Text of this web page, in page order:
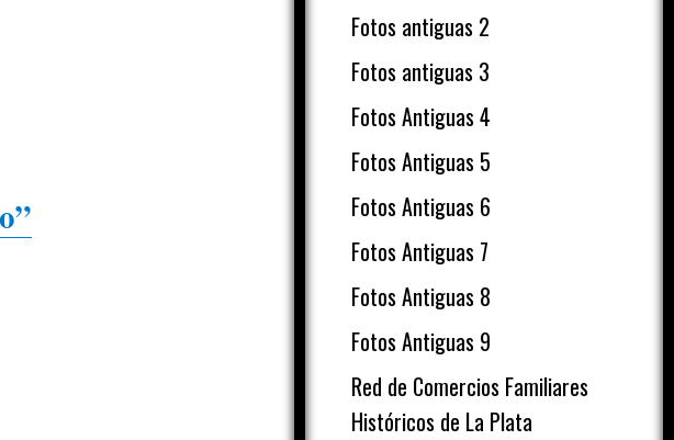
Fotos antiguas 2
Fotos antiguas 3
Fotos Antiguas 4
Fotos Antiguas 5
Fotos Antiguas 6
Fotos Antiguas 7
Fotos Antiguas 8
Fotos Antiguas 9
Red de Comercios Familiares
Históricos de La Plata